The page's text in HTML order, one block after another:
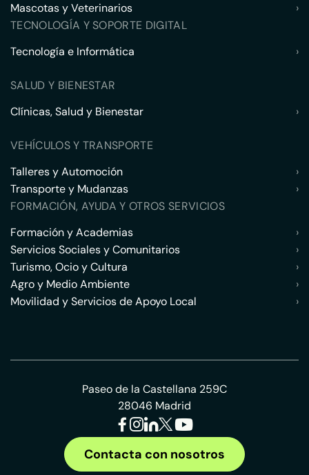
Mascotas y Veterinarios
›
TECNOLOGÍA Y SOPORTE DIGITAL
Tecnología e Informática
›
SALUD Y BIENESTAR
Clínicas, Salud y Bienestar
›
VEHÍCULOS Y TRANSPORTE
Talleres y Automoción
›
Transporte y Mudanzas
›
FORMACIÓN, AYUDA Y OTROS SERVICIOS
Formación y Academias
›
Servicios Sociales y Comunitarios
›
Turismo, Ocio y Cultura
›
Agro y Medio Ambiente
›
Movilidad y Servicios de Apoyo Local
›
Paseo de la Castellana 259C
28046 Madrid
Contacta con nosotros